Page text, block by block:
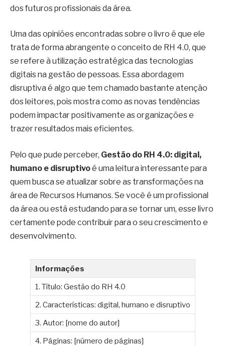
dos futuros profissionais da área.
Uma das opiniões encontradas sobre o livro é que ele
trata de forma abrangente o conceito de RH 4.0, que
se refere à utilização estratégica das tecnologias
digitais na gestão de pessoas. Essa abordagem
disruptiva é algo que tem chamado bastante atenção
dos leitores, pois mostra como as novas tendências
podem impactar positivamente as organizações e
trazer resultados mais eficientes.
Pelo que pude perceber, Gestão do RH 4.0: digital,
humano e disruptivoé uma leitura interessante para
quem busca se atualizar sobre as transformações na
área de Recursos Humanos. Se você é um profissional
da área ou está estudando para se tornar um, esse livro
certamente pode contribuir para o seu crescimento e
desenvolvimento.
Informações
1. Título: Gestão do RH 4.0
2. Características: digital, humano e disruptivo
3. Autor: [nome do autor]
4. Páginas: [número de páginas]